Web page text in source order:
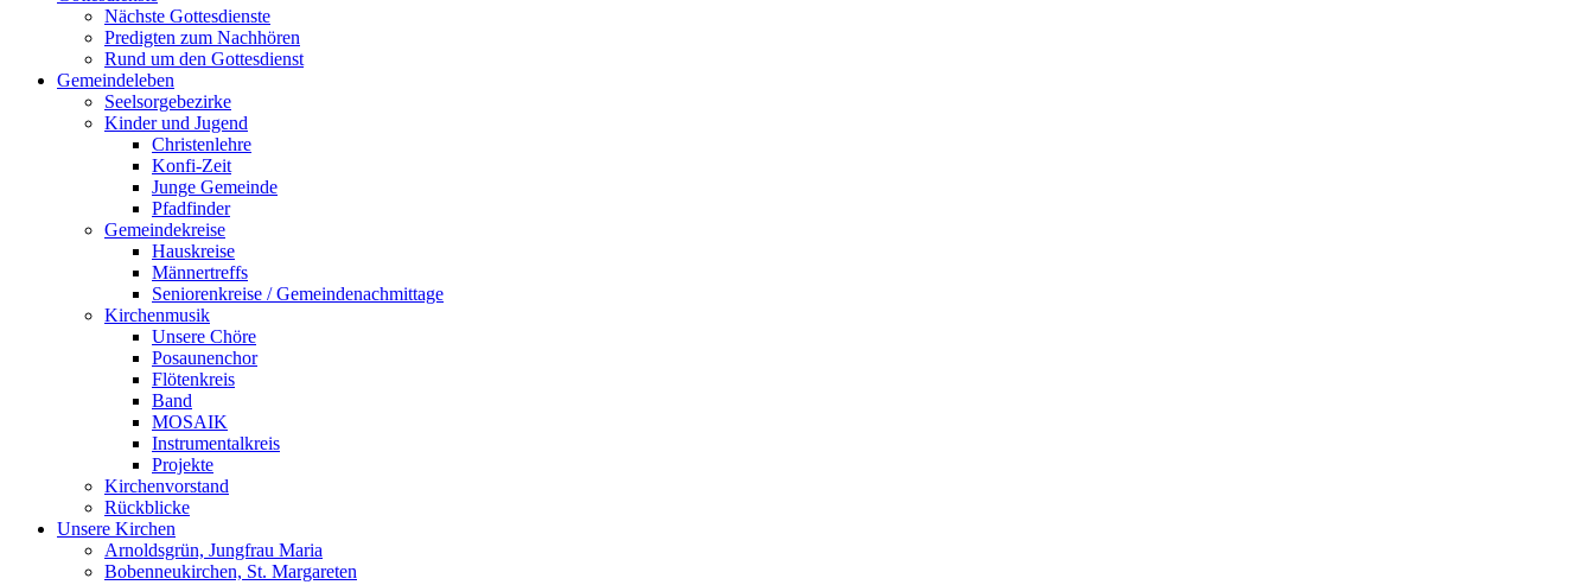
Nächste Gottesdienste
Predigten zum Nachhören
Rund um den Gottesdienst
Gemeindeleben
Seelsorgebezirke
Kinder und Jugend
Christenlehre
Konfi-Zeit
Junge Gemeinde
Pfadfinder
Gemeindekreise
Hauskreise
Männertreffs
Seniorenkreise / Gemeindenachmittage
Kirchenmusik
Unsere Chöre
Posaunenchor
Flötenkreis
Band
MOSAIK
Instrumentalkreis
Projekte
Kirchenvorstand
Rückblicke
Unsere Kirchen
Arnoldsgrün, Jungfrau Maria
Bobenneukirchen, St. Margareten